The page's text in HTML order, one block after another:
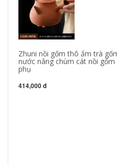
Zhuni nồi gốm thô ấm trà
nước nâng chùm cát nồi
phụ
414,000 đ